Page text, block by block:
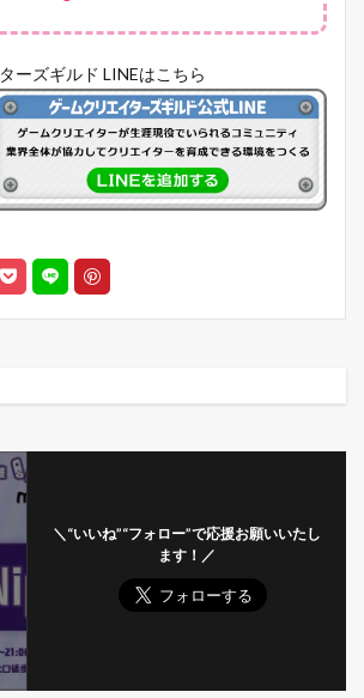
ーズギルド LINEはこちら
＼“いいね”“フォロー”で応援お願いいたし
ます！／